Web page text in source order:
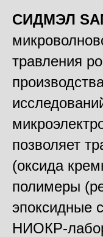
СИДМЭЛ
травления
позволяет
(оксида
полимеры
эпоксидные
НИОКР-